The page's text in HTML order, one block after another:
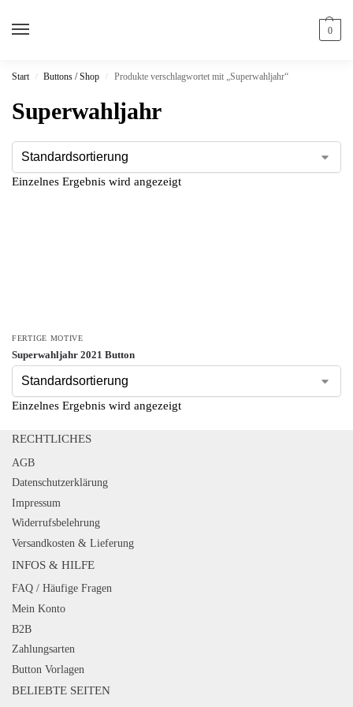
0
Start / Buttons / Shop / Produkte verschlagwortet mit „Superwahljahr“
Superwahljahr
Einzelnes Ergebnis wird angezeigt
FERTIGE MOTIVE
Superwahljahr 2021 Button
Einzelnes Ergebnis wird angezeigt
RECHTLICHES
AGB
Datenschutzerklärung
Impressum
Widerrufsbelehrung
Versandkosten & Lieferung
INFOS & HILFE
FAQ / Häufige Fragen
Mein Konto
B2B
Zahlungsarten
Button Vorlagen
BELIEBTE SEITEN